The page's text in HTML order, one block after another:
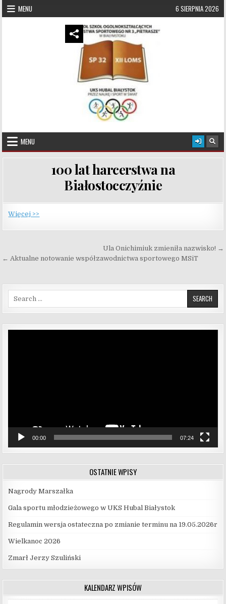
Skip to content
MENU 6 SIERPNIA 2026
UKS Hubal Białystok
MENU
100 lat harcerstwa na
Białostocczyźnie
Więcej >>
Nawigacja wpisuUla Onichimiuk zmieniła nazwisko! →
← Aktualne notowanie współzawodnictwa sportowego MSiT
Search for:
00:00 07:24
OSTATNIE WPISY
Nagrody Marszałka
Gala sportu młodzieżowego w UKS Hubal Białystok
Regulamin wersja ostateczna po zmianie terminu na 19.05.2026r
Wielkanoc 2026
Zmarł Jerzy Szuliński
KALENDARZ WPISÓW